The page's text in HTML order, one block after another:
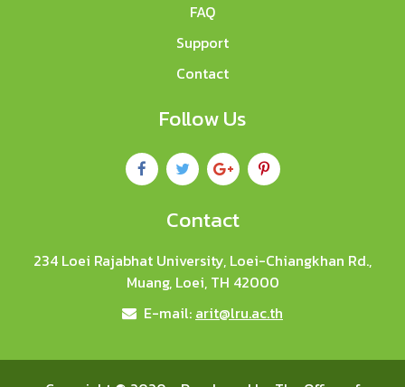
FAQ
Support
Contact
Follow Us
Contact
234 Loei Rajabhat University, Loei-Chiangkhan Rd.,
Muang, Loei, TH 42000
E-mail: arit@lru.ac.th